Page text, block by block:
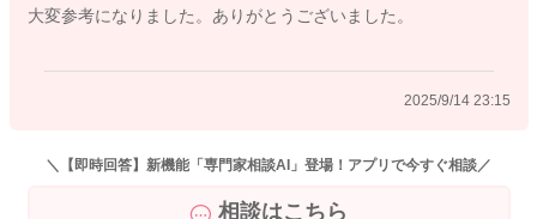
大変参考になりました。ありがとうございました。
2025/9/14 23:15
＼【即時回答】新機能「専門家相談AI」登場！アプリで今すぐ相談／
相談はこちら